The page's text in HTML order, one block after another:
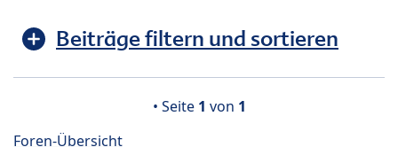
Beiträge filtern und sortieren
• Seite 1 von 1
Foren-Übersicht